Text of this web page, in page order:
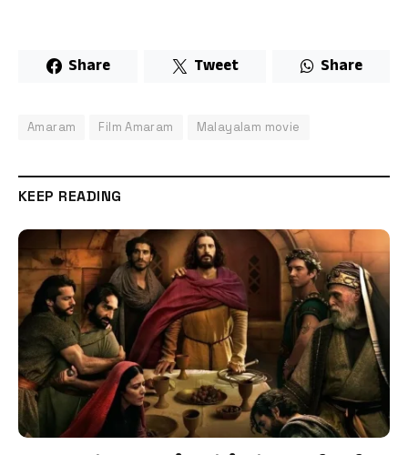
Share Tweet Share
Amaram Film Amaram Malayalam movie
KEEP READING